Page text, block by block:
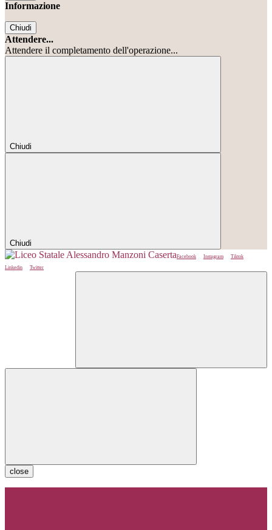
Informazione
Chiudi
Attendere...
Attendere il completamento dell'operazione...
Chiudi
Chiudi
Facebook Instagram
Tiktok
Linkedin
Twitter
close